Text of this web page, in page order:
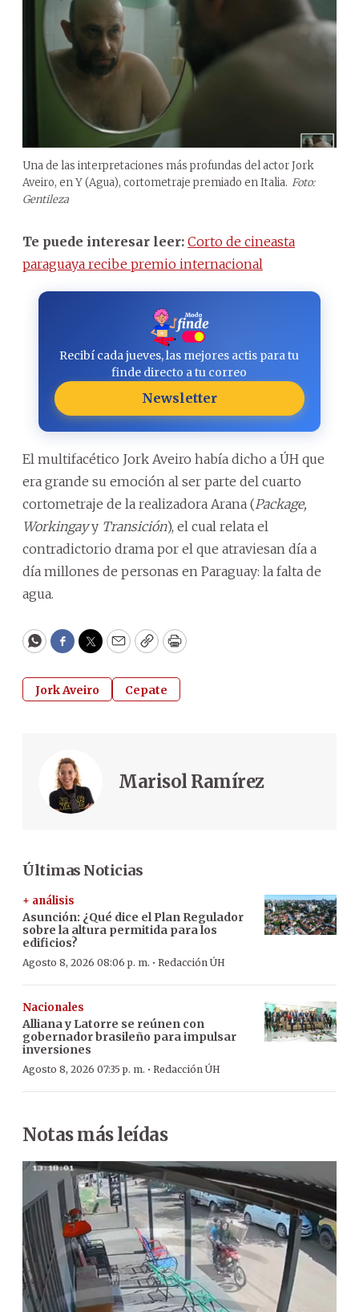
Una de las interpretaciones más profundas del actor Jork
Aveiro, en Y (Agua), cortometraje premiado en Italia. Foto:
Gentileza
Te puede interesar leer: Corto de cineasta
paraguaya recibe premio internacional
Recibí cada jueves, las mejores actis para tu
finde directo a tu correo
Newsletter
El multifacético Jork Aveiro había dicho a ÚH que
era grande su emoción al ser parte del cuarto
cortometraje de la realizadora Arana (Package,
Workingayy Transición), el cual relata el
contradictorio drama por el que atraviesan día a
día millones de personas en Paraguay: la falta de
agua.
WhatsApp
Facebook
Twitter
EmailCopyPrint
Jork Aveiro Cepate
Marisol Ramírez
Últimas Noticias
+ análisis
Asunción: ¿Qué dice el Plan Regulador
sobre la altura permitida para los
edificios?
Agosto 8, 2026 08:06 p. m. · Redacción ÚH
Nacionales
Alliana y Latorre se reúnen con
gobernador brasileño para impulsar
inversiones
Agosto 8, 2026 07:35 p. m. · Redacción ÚH
Notas más leídas